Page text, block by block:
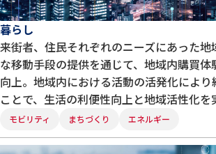
暮らし
来街者、住民それぞれのニーズにあった
な移動手段の提供を通じて、地域内購買体
向上。地域内における活動の活発化によ
ことで、生活の利便性向上と地域活性化を
モビリティ まちづくり エネルギー